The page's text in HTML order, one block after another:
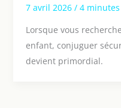
7 avril 2026 / 4
Lorsque vous
enfant, conjuguer
devient primordial.